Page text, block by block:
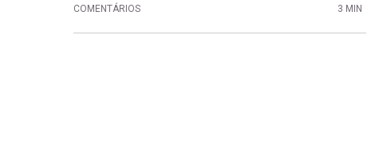
COMENTÁRIOS 3 MIN